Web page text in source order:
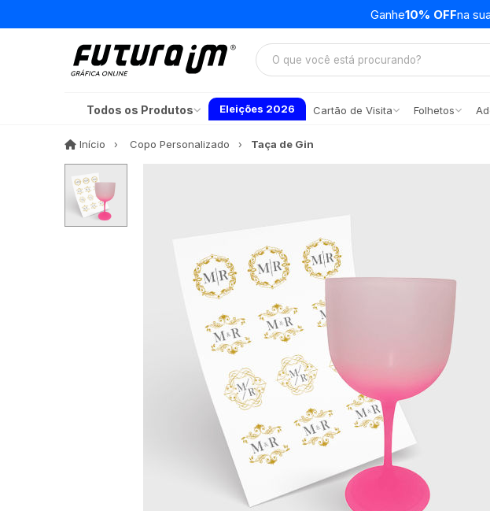
Ganhe10% OFFna sua
Todos os Produtos Eleições 2026 Cartão de Visita Folhetos
Início InícioCopo Personalizado Taça de Gin